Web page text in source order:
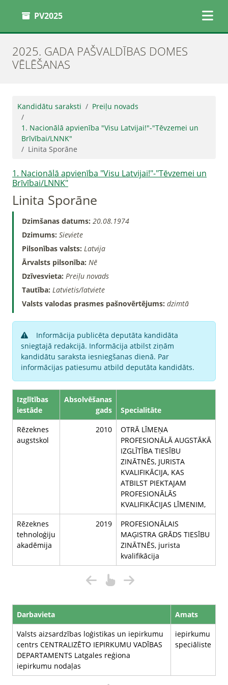
PV2025
2025. GADA PAŠVALDĪBAS DOMES
VĒLĒŠANAS
Kandidātu saraksti Preiļu novads
1. Nacionālā apvienība "Visu Latvijai!"-"Tēvzemei un
Brīvībai/LNNK"
Linita Sporāne
1. Nacionālā apvienība "Visu Latvijai!"-"Tēvzemei un
Brīvībai/LNNK"
Linita Sporāne
Dzimšanas datums: 20.08.1974
Dzimums: Sieviete
Pilsonības valsts: Latvija
Ārvalsts pilsonība: Nē
Dzīvesvieta: Preiļu novads
Tautība: Latvietis/latviete
Valsts valodas prasmes pašnovērtējums: dzimtā
Informācija publicēta deputāta kandidāta
sniegtajā redakcijā. Informācija atbilst ziņām
kandidātu saraksta iesniegšanas dienā. Par
informācijas patiesumu atbild deputāta kandidāts.
Izglītības
iestāde
Absolvēšanas
gads
Specialitāte
Rēzeknes
augstskol
2010
OTRĀ LĪMEŅA
PROFESIONĀLĀ AUGSTĀKĀ
IZGLĪTĪBA TIESĪBU
ZINĀTNĒS, JURISTA
KVALIFIKĀCIJA, KAS
ATBILST PIEKTAJAM
PROFESIONĀLĀS
KVALIFIKĀCIJAS LĪMENIM,
Rēzeknes
tehnoloģiju
akadēmija
2019
PROFESIONĀLAIS
MAĢISTRA GRĀDS TIESĪBU
ZINĀTNĒS, jurista
kvalifikācija
Darbavieta
Amats
Valsts aizsardzības loģistikas un iepirkumu
centrs CENTRALIZĒTO IEPIRKUMU VADĪBAS
DEPARTAMENTS Latgales reģiona
iepirkumu nodaļas
iepirkumu
speciāliste